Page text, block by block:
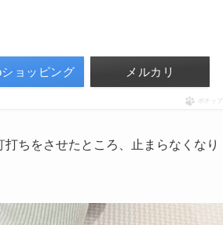
ョッピング メルカリ
ポチップ
ちをさせたところ、止まらなくなり